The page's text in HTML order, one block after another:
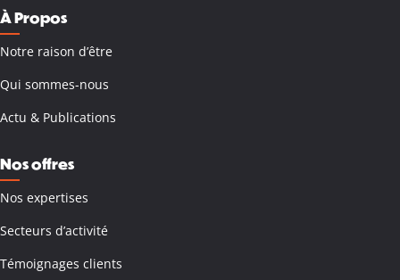
À Propos
Notre raison d’être
Qui sommes-nous
Actu & Publications
Nos offres
Nos expertises
Secteurs d’activité
Témoignages clients